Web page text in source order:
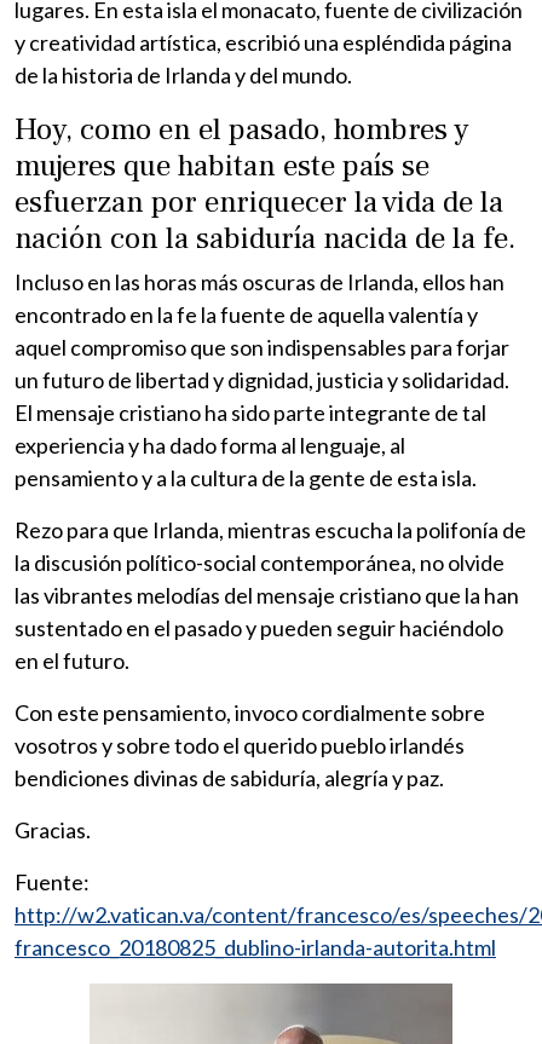
lugares. En esta isla el monacato, fuente de civilización
y creatividad artística, escribió una espléndida página
de la historia de Irlanda y del mundo.
Hoy, como en el pasado, hombres y
mujeres que habitan este país se
esfuerzan por enriquecer la vida de la
nación con la sabiduría nacida de la fe.
Incluso en las horas más oscuras de Irlanda, ellos han
encontrado en la fe la fuente de aquella valentía y
aquel compromiso que son indispensables para forjar
un futuro de libertad y dignidad, justicia y solidaridad.
El mensaje cristiano ha sido parte integrante de tal
experiencia y ha dado forma al lenguaje, al
pensamiento y a la cultura de la gente de esta isla.
Rezo para que Irlanda, mientras escucha la polifonía de
la discusión político-social contemporánea, no olvide
las vibrantes melodías del mensaje cristiano que la han
sustentado en el pasado y pueden seguir haciéndolo
en el futuro.
Con este pensamiento, invoco cordialmente sobre
vosotros y sobre todo el querido pueblo irlandés
bendiciones divinas de sabiduría, alegría y paz.
Gracias.
Fuente:
http://w2.vatican.va/content/francesco/es/speeches/
francesco_20180825_dublino-irlanda-autorita.html